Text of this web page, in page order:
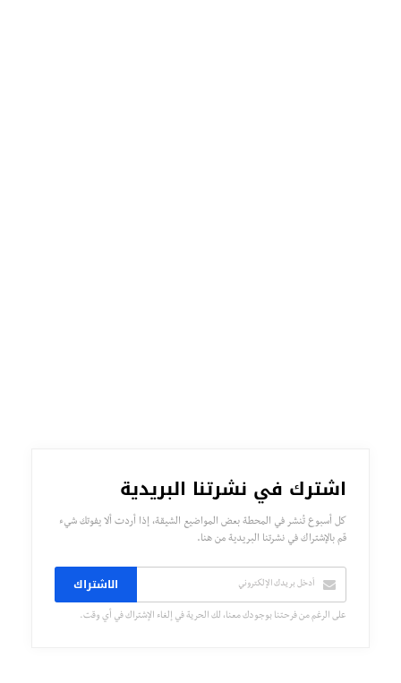
اشترك في نشرتنا البريدية
كل أسبوع تُنشر في المحطة بعض المواضيع الشيقة، إذا أردت ألا يفوتك شيء
قم بالإشتراك في نشرتنا البريدية من هنا.
الاشتراك
على الرغم من فرحتنا بوجودك معنا، لك الحرية في إلغاء الإشتراك في أي وقت.